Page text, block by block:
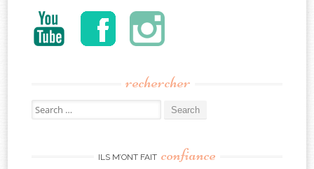
rechercher
Search
for:
ILS M’ONT FAIT confiance